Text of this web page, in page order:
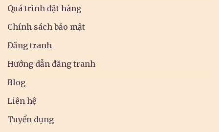
Quá trình đặt hàng
Chính sách bảo mật
Đăng tranh
Hướng dẫn đăng tranh
Blog
Liên hệ
Tuyển dụng